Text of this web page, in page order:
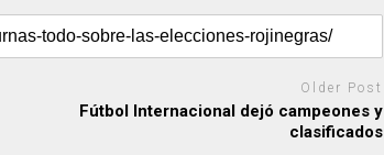
Older Post
Fútbol Internacional dejó campeones y
clasificados